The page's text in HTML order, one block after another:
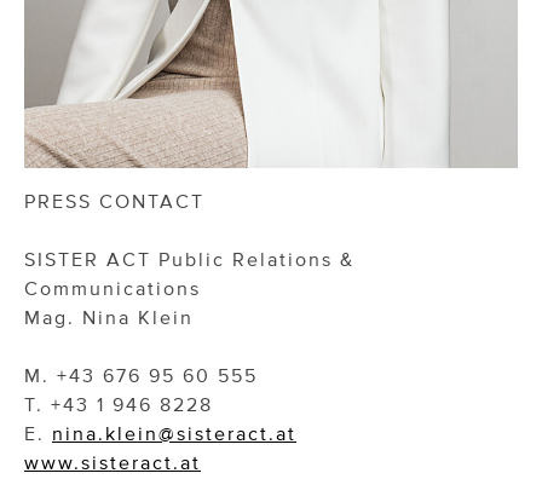
PRESS CONTACT
SISTER ACT Public Relations &
Communications
Mag. Nina Klein
M. +43 676 95 60 555
T. +43 1 946 8228
E. nina.klein@sisteract.at
www.sisteract.at